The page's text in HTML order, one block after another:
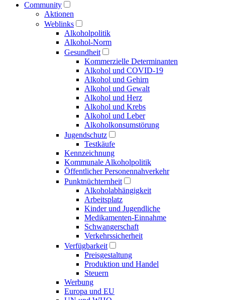
Community
Aktionen
Weblinks
Alkoholpolitik
Alkohol-Norm
Gesundheit
Kommerzielle Determinanten
Alkohol und COVID-19
Alkohol und Gehirn
Alkohol und Gewalt
Alkohol und Herz
Alkohol und Krebs
Alkohol und Leber
Alkoholkonsumstörung
Jugendschutz
Testkäufe
Kennzeichnung
Kommunale Alkoholpolitik
Öffentlicher Personennahverkehr
Punktnüchternheit
Alkoholabhängigkeit
Arbeitsplatz
Kinder und Jugendliche
Medikamenten-Einnahme
Schwangerschaft
Verkehrssicherheit
Verfügbarkeit
Preisgestaltung
Produktion und Handel
Steuern
Werbung
Europa und EU